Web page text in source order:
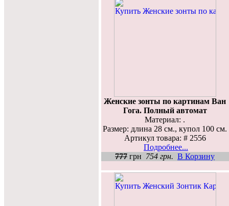
Женские зонты по картинам Ван
Гога. Полный автомат
Материал: .
Размер: длина 28 см., купол 100 см.
Артикул товара: # 2556
Подробнее...
777 грн 754 грн. В Корзину